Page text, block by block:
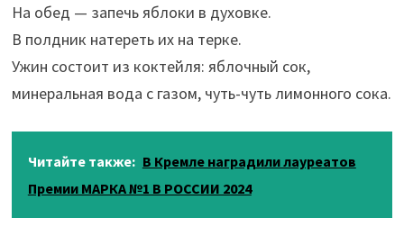
На обед — запечь яблоки в духовке.
В полдник натереть их на терке.
Ужин состоит из коктейля: яблочный сок,
минеральная вода с газом, чуть-чуть лимонного сока.
Читайте также: В Кремле наградили лауреатов
Премии МАРКА №1 В РОССИИ 2024